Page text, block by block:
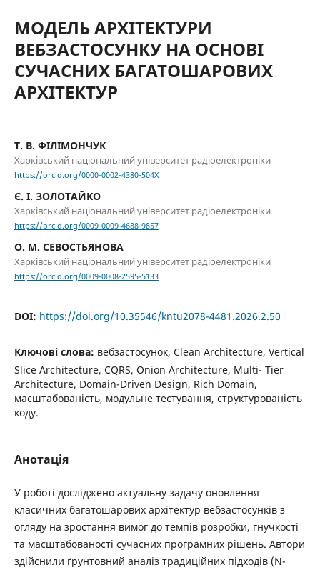
МОДЕЛЬ АРХІТЕКТУРИ
ВЕБЗАСТОСУНКУ НА ОСНОВІ
СУЧАСНИХ БАГАТОШАРОВИХ
АРХІТЕКТУР
Т. В. ФІЛІМОНЧУК
Харківський національний університет радіоелектроніки
https://orcid.org/0000-0002-4380-504X
Є. І. ЗОЛОТАЙКО
Харківський національний університет радіоелектроніки
https://orcid.org/0009-0009-4688-9857
О. М. СЕВОСТЬЯНОВА
Харківський національний університет радіоелектроніки
https://orcid.org/0009-0008-2595-5133
DOI: https://doi.org/10.35546/kntu2078-4481.2026.2.50
Ключові слова: вебзастосунок, Clean Architecture, Vertical
Slice Architecture, CQRS, Onion Architecture, Multi- Tier
Architecture, Domain-Driven Design, Rich Domain,
масштабованість, модульне тестування, структурованість
коду.
Анотація
У роботі досліджено актуальну задачу оновлення
класичних багатошарових архітектур вебзастосунків з
огляду на зростання вимог до темпів розробки, гнучкості
та масштабованості сучасних програмних рішень. Автори
здійснили ґрунтовний аналіз традиційних підходів (N-